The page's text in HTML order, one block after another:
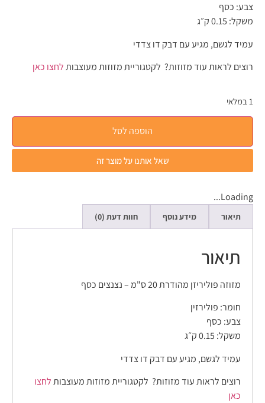
צבע: כסף
משקל: 0.15 ק״ג
עמיד לגשם, מגיע עם דבק דו צדדי
רוצים לראות עוד מזוזות? לקטגוריית מזוזות מעוצבותלחצו כאן
1 במלאי
הוספה לסל
שאל אותנו על מוצר זה
Loading...
תיאור מידע נוסף חוות דעת (0)
תיאור
מזוזה פוליריזן מהודרת 20 ס"מ – נצנצים כסף
חומר: פולירזין
צבע: כסף
משקל: 0.15 ק״ג
עמיד לגשם, מגיע עם דבק דו צדדי
רוצים לראות עוד מזוזות? לקטגוריית מזוזות מעוצבותלחצו
כאן